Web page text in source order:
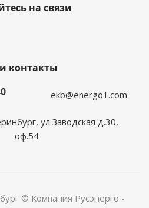
на связи
контакты
ekb@energo1.com
ул.Заводская д.30,
оф.54
© Компания Русэнерго -